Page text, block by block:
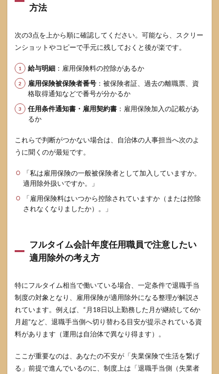
す証
るコ
「更
な
い」
「更
新さ
い」
岐比
4
2025
年4
月改
はど
う変
わっ
4.1
改正
後の
考え
方を
くり
する
4.2
方法
次の3点を上から順に確認してください。可能なら、スクリー
ンショットやコピーで手元に残しておくと後が楽です。
給与明細 ：雇用保険料の控除があるか
雇用保険被保険者番号 ：被保険者証、過去の離職票、資
格取得通知などで番号が分かるか
任用条件通知書・雇用契約書 ：雇用保険加入の記載があ
るか
これらで判断がつかない場合は、自治体の人事担当へ次のよ
うに聞くのが最短です。
「私は雇用保険の一般被保険者として加入していますか。
適用除外扱いですか。」
「雇用保険料はいつから控除されていますか（または控除
されなくなりましたか）。」
フルタイム会計年度任用職員で注意したい
適用除外の考え方
特にフルタイム相当で働いている場合、一定条件で退職手当
制度の対象となり、雇用保険が適用除外になる整理が解説さ
れています。例えば、“月18日以上勤務した月が継続して6か
月超”など、退職手当側へ切り替わる目安が提示されている資
料があります（運用は自治体で異なり得ます）。
ここが重要なのは、あなたの不安が「失業保険で生活を繋げ
る」前提で進んでいるのに、制度上は「退職手当側（失業者